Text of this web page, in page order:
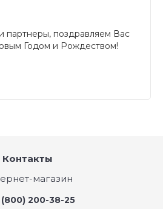
партнеры, поздравляем Вас
Годом и Рождеством!
Контакты
магазин
(800) 200-38-25